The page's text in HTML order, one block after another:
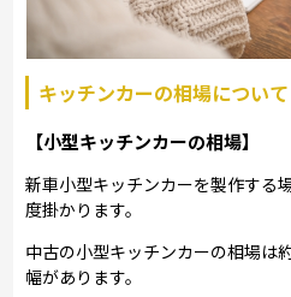
キッチンカーの相場について
【小型キッチンカーの相場】
新車小型キッチンカーを製作する
度掛かります。
中古の小型キッチンカーの相場は
幅があります。